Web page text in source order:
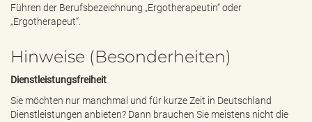
Führen der Berufsbezeichnung „Ergotherapeutin“ oder
„Ergotherapeut“.
Hinweise (Besonderheiten)
Dienstleistungsfreiheit
Sie möchten nur manchmal und für kurze Zeit in Deutschland
Dienstleistungen anbieten? Dann brauchen Sie meistens nicht die